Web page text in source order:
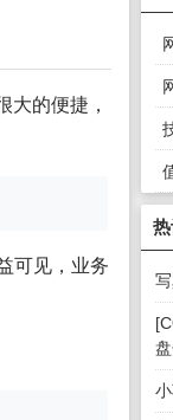
大的便捷，
可见，业务